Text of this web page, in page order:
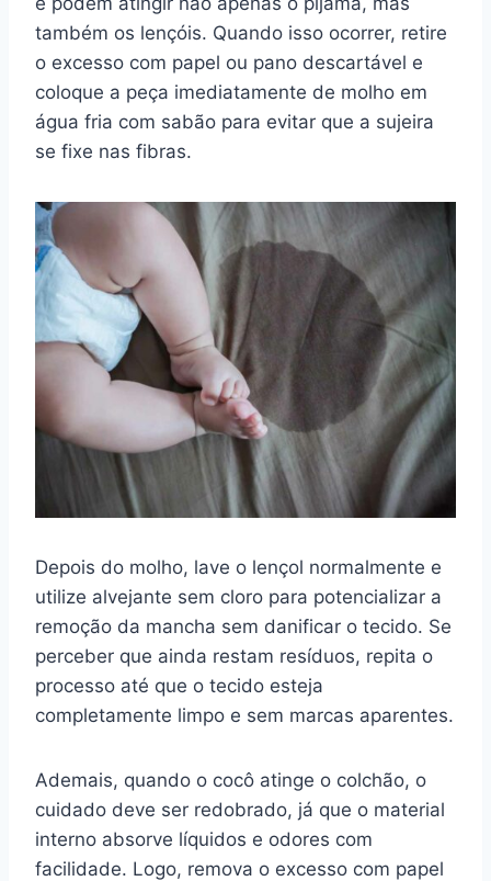
também os lençóis. Quando isso ocorrer, retire
o excesso com papel ou pano descartável e
coloque a peça imediatamente de molho em
água fria com sabão para evitar que a sujeira
se fixe nas fibras.
Depois do molho, lave o lençol normalmente e
utilize alvejante sem cloro para potencializar a
remoção da mancha sem danificar o tecido. Se
perceber que ainda restam resíduos, repita o
processo até que o tecido esteja
completamente limpo e sem marcas aparentes.
Ademais, quando o cocô atinge o colchão, o
cuidado deve ser redobrado, já que o material
interno absorve líquidos e odores com
facilidade. Logo, remova o excesso com papel